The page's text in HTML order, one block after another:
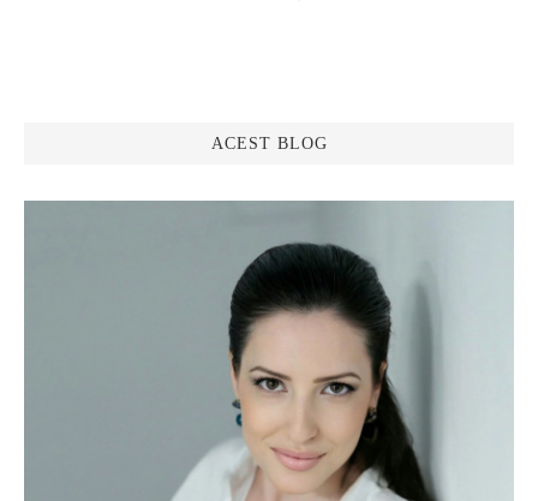
ACEST BLOG